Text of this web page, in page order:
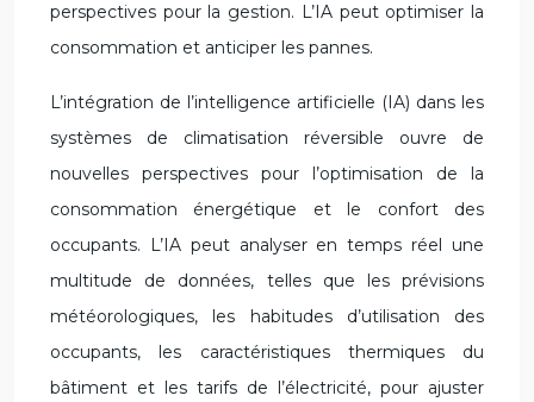
perspectives pour la gestion. L’IA peut optimiser la
consommation et anticiper les pannes.
L’intégration de l’intelligence artificielle (IA) dans les
systèmes de climatisation réversible ouvre de
nouvelles perspectives pour l’optimisation de la
consommation énergétique et le confort des
occupants. L’IA peut analyser en temps réel une
multitude de données, telles que les prévisions
météorologiques, les habitudes d’utilisation des
occupants, les caractéristiques thermiques du
bâtiment et les tarifs de l’électricité, pour ajuster